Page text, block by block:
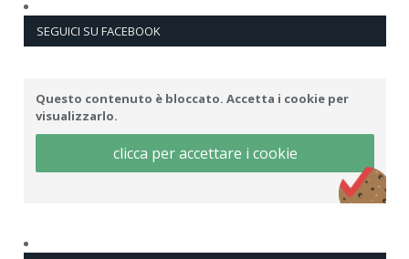
SEGUICI SU FACEBOOK
Questo contenuto è bloccato. Accetta i cookie per
visualizzarlo.
clicca per accettare i cookie